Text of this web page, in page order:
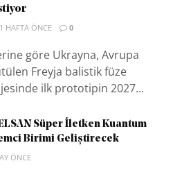
HAFTA ÖNCE 0
göre Ukrayna, Avrupa
Freyja balistik füze
ilk prototipin 2027...
Süper İletken Kuantum
Birimi Geliştirecek
ÖNCE